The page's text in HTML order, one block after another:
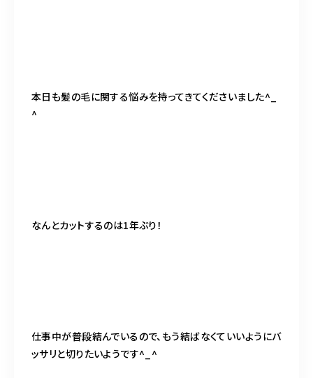
本日も髪の毛に関する悩みを持ってきてくださいました^_
^
なんとカットするのは1年ぶり！
仕事中が普段結んでいるので、もう結ばなくていいようにバ
ッサリと切りたいようです^_^